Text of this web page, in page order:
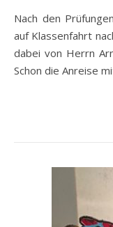
Nach den Prüfungen ging es für unsere 9. Klasse endlich
auf Klassenfahrt
dabei von Herrn
Schon die Anreise